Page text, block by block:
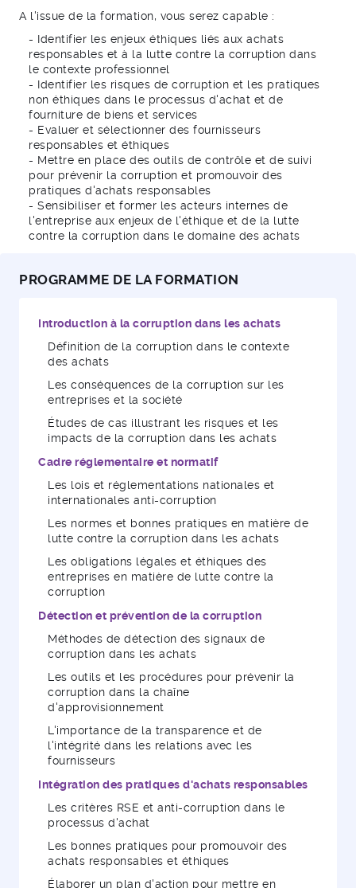
A l'issue de la formation, vous serez capable :
- Identifier les enjeux éthiques liés aux achats
responsables et à la lutte contre la corruption dans
le contexte professionnel
- Identifier les risques de corruption et les pratiques
non éthiques dans le processus d'achat et de
fourniture de biens et services
- Evaluer et sélectionner des fournisseurs
responsables et éthiques
- Mettre en place des outils de contrôle et de suivi
pour prévenir la corruption et promouvoir des
pratiques d'achats responsables
- Sensibiliser et former les acteurs internes de
l'entreprise aux enjeux de l'éthique et de la lutte
contre la corruption dans le domaine des achats
PROGRAMME DE LA FORMATION
Introduction à la corruption dans les achats
Définition de la corruption dans le contexte
des achats
Les conséquences de la corruption sur les
entreprises et la société
Études de cas illustrant les risques et les
impacts de la corruption dans les achats
Cadre réglementaire et normatif
Les lois et réglementations nationales et
internationales anti-corruption
Les normes et bonnes pratiques en matière de
lutte contre la corruption dans les achats
Les obligations légales et éthiques des
entreprises en matière de lutte contre la
corruption
Détection et prévention de la corruption
Méthodes de détection des signaux de
corruption dans les achats
Les outils et les procédures pour prévenir la
corruption dans la chaîne
d'approvisionnement
L'importance de la transparence et de
l'intégrité dans les relations avec les
fournisseurs
Intégration des pratiques d'achats responsables
Les critères RSE et anti-corruption dans le
processus d'achat
Les bonnes pratiques pour promouvoir des
achats responsables et éthiques
Élaborer un plan d'action pour mettre en